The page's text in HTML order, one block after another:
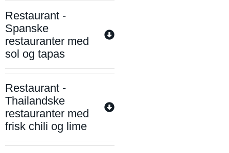
Restaurant -
Spanske
restauranter med
sol og tapas
Restaurant -
Thailandske
restauranter med
frisk chili og lime